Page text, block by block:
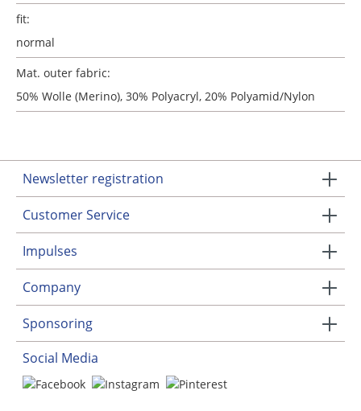
fit:
normal
Mat. outer fabric:
50% Wolle (Merino), 30% Polyacryl, 20% Polyamid/Nylon
Newsletter registration
Customer Service
Impulses
Company
Sponsoring
Social Media